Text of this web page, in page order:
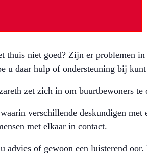
thuis niet goed? Zijn er problemen
u daar hulp of ondersteuning bij
zet zich in om buurtbewoners
verschillende deskundigen
met elkaar in contact.
advies of gewoon een luisterend